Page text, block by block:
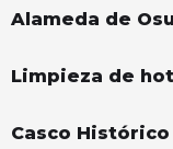
Alameda de
Limpieza de
Casco